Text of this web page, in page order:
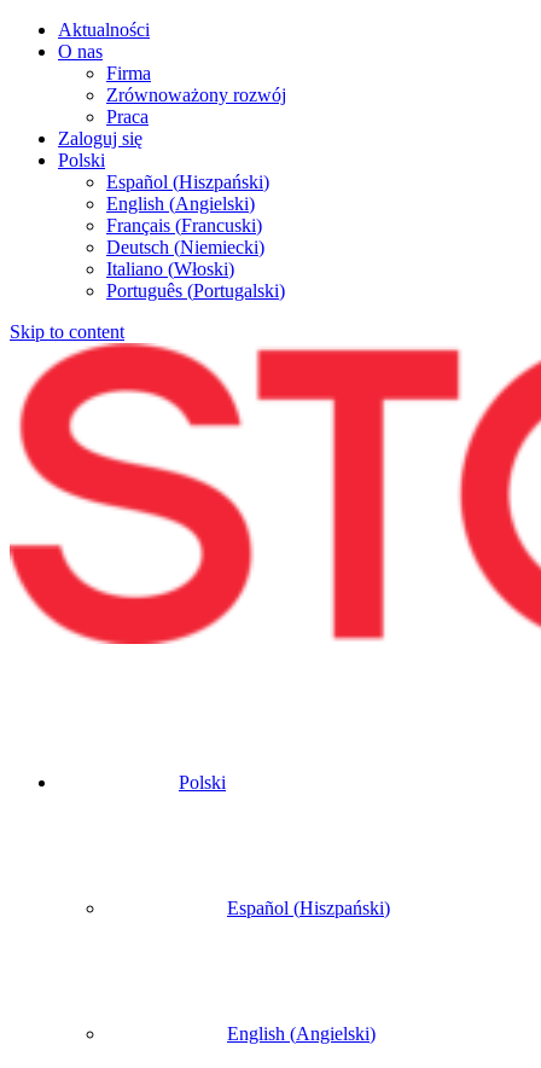
Aktualności
O nas
Firma
Zrównoważony rozwój
Praca
Zaloguj się
Polski
Español (Hiszpański)
English (Angielski)
Français (Francuski)
Deutsch (Niemiecki)
Italiano (Włoski)
Português (Portugalski)
Skip to content
Polski
Español (Hiszpański)
English (Angielski)